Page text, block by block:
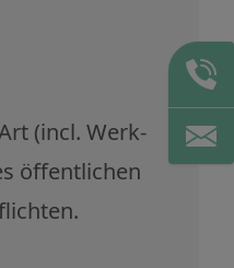
(incl. Werk-
öffentlichen